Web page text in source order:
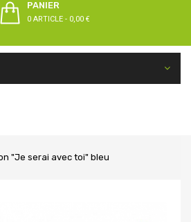
PANIER
0 ARTICLE - 0,00 €
"Je serai avec toi" bleu